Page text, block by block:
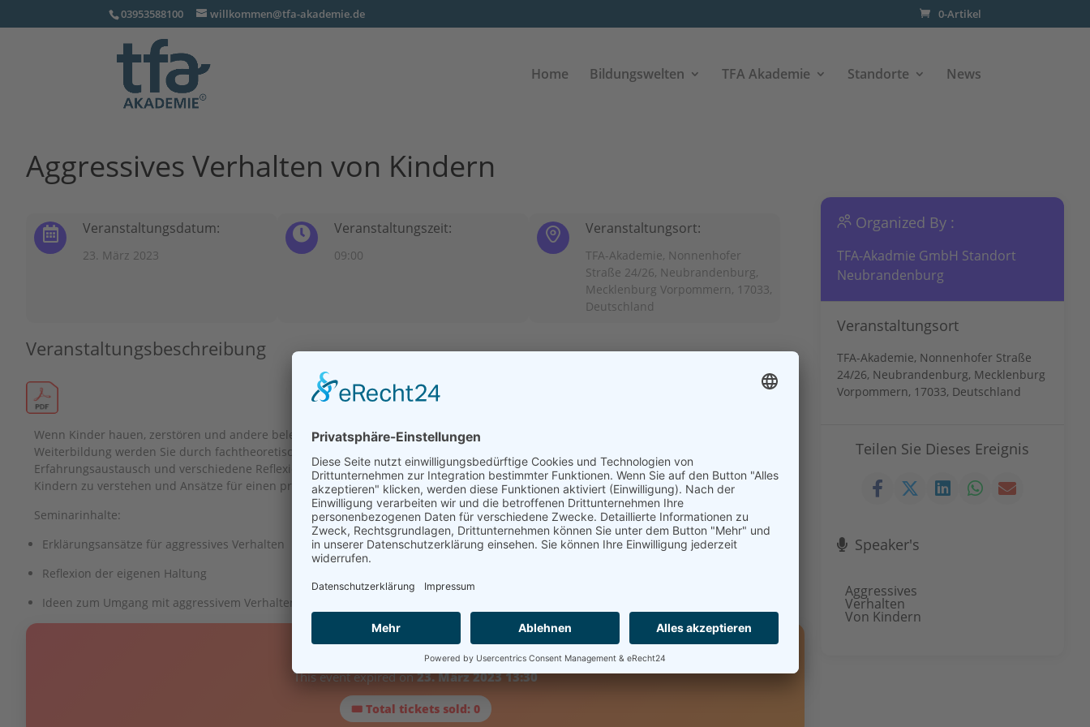
03953588100 willkommen@tfa-akademie.de 0-Artikel
Home Bildungswelten TFA Akademie Standorte News
Aggressives Verhalten von Kindern
Veranstaltungsdatum:
23. März 2023
Veranstaltungszeit:
09:00
Veranstaltungsort:
TFA-Akademie, Nonnenhofer
Straße 24/26, Neubrandenburg,
Mecklenburg Vorpommern, 17033,
Deutschland
Veranstaltungsbeschreibung
Wenn Kinder hauen, zerstören und andere beleidigen kann das pädagogische Fach- und Assistenzkräfte sehr herausfordern. In dieser
Weiterbildung werden Sie durch fachtheoretische Erklärungsansätze,
Erfahrungsaustausch und verschiedene Reflexionsübungen dazu eingeladen, die Bedeutung von Aggressionen in der Entwicklung von
Kindern zu verstehen und Ansätze für einen professionellen Umgang mit dieser herausfordernden Verhaltensweise zu erarbeiten.
Seminarinhalte:
Erklärungsansätze für aggressives Verhalten
Reflexion der eigenen Haltung
Ideen zum Umgang mit aggressivem Verhalten
❌ Ereignis abgelaufen
This event expired on23. März 2023 13:30
🎟 Total tickets sold: 0
Organized By :
TFA-Akadmie GmbH Standort
Neubrandenburg
Veranstaltungsort
TFA-Akademie, Nonnenhofer Straße
24/26, Neubrandenburg, Mecklenburg
Vorpommern, 17033, Deutschland
Teilen Sie Dieses Ereignis
Speaker's
Aggressives
Verhalten
Von Kindern